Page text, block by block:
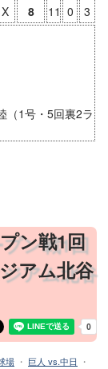
X 8 11 0
3
（1号・5回裏2ラ
ン戦1回
アム北谷
場 ・ 巨人 vs.中日
・